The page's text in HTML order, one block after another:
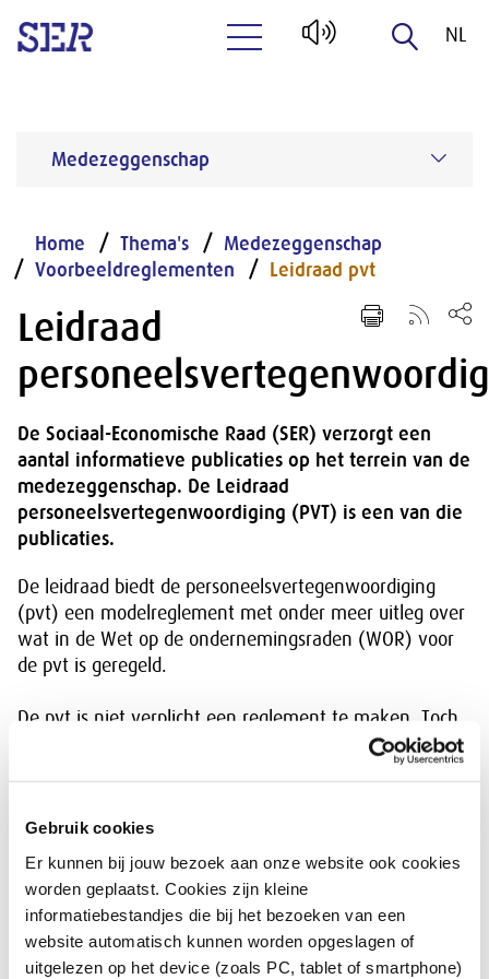
Gebruik cookies
Er kunnen bij jouw bezoek aan onze website ook cookies
worden geplaatst. Cookies zijn kleine
informatiebestandjes die bij het bezoeken van een
website automatisch kunnen worden opgeslagen of
uitgelezen op het device (zoals PC, tablet of smartphone)
NL
Medezeggenschap
Home Thema's
Medezeggenschap
Voorbeeldreglementen
Leidraad pvt
Leidraad
De Sociaal-Economische Raad (SER) verzorgt een
aantal informatieve publicaties op het terrein van de
medezeggenschap. De Leidraad
personeelsvertegenwoordiging (PVT) is een van die
publicaties.
De leidraad biedt de personeelsvertegenwoordiging
(pvt) een modelreglement met onder meer uitleg over
wat in de Wet op de ondernemingsraden (WOR) voor
de pvt is geregeld.
De pvt is niet verplicht een reglement te maken. Toch
verkiezingen van de pvt en voor haar werkwijze,
functioneren van de pvt binnen de onderneming
suggesties voor dergelijke regels.
Een goed functionerende
personeelsvertegenwoordiging is van belang voor de